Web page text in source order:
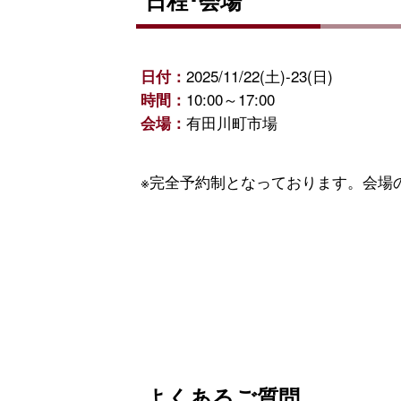
日付： 2025/11/22(土)-23(日)
時間： 10:00～17:00
会場： 有田川町市場
※完全予約制となっております。会場